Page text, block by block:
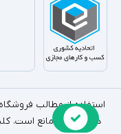
استفاده از مطالب
ذکر منبع بلامانع است.